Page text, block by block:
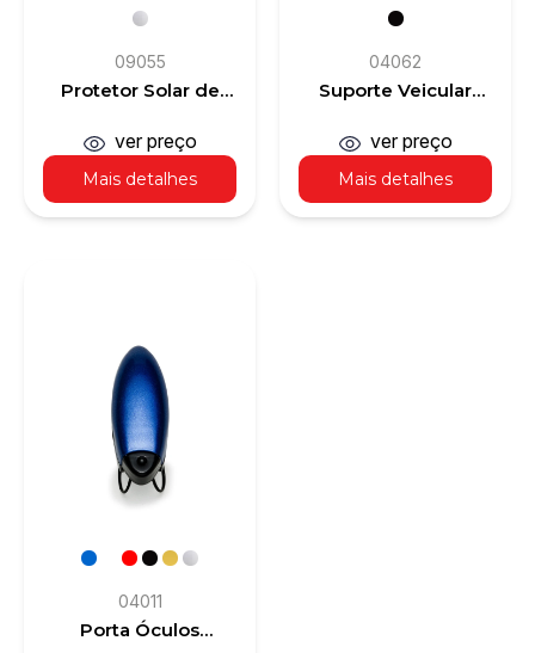
09055
Protetor Solar de
Mais detalhes
ver preço
04062
Suporte Veicular
de Indução
Mais detalhes
ver preço
04011
Porta Óculos